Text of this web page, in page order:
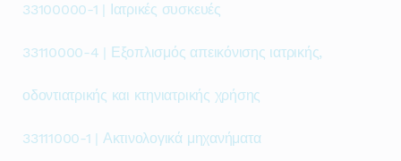
33100000-1 | Ιατρικές συσκευές
33110000-4 | Εξοπλισμός απεικόνισης ιατρικής,
οδοντιατρικής και κτηνιατρικής χρήσης
33111000-1 | Ακτινολογικά μηχανήματα